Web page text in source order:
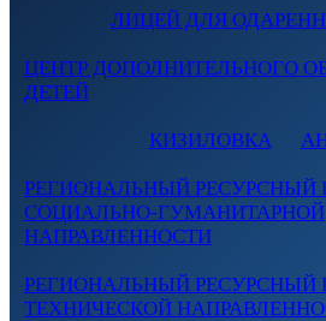
ЛИЦЕЙ ДЛЯ
ЦЕНТР ДОПОЛНИТЕЛЬНОГО
ДЕТЕЙ
КИЗИЛОВКА
РЕГИОНАЛЬНЫЙ РЕСУРСНЫЙ
СОЦИАЛЬНО-ГУМАНИТАРНОЙ
НАПРАВЛЕННОСТИ
РЕГИОНАЛЬНЫЙ РЕСУРСНЫЙ
ТЕХНИЧЕСКОЙ